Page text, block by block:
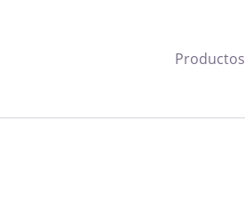
Productos